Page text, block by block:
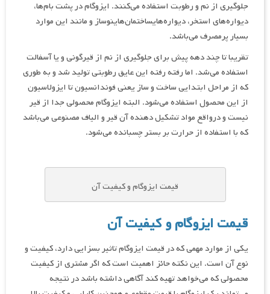
جلوگیری از نم و رطوبت استفاده می‌کنند. ایزوگام در پشت بام‌ها،
دیواره‌های استخر، دیواره‌هایساختمان‌هاینوساز و مانند این موارد
بسیار پرمصرف می‌باشد.
تقریبا تا چند دهه پیش برای جلوگیری از نم از قیرگونی و یا آسفالت
استفاده می‌شد. اما رفته رفته این عایق رطوبتی تولید شد و به طوری
که از مراحل ابتدایی ساخت و ساز یعنی فوندانسیون تا ایزولاسیون
از این محصول استفاده می‌شود. البته ایزوگام محصولی جدا از قیر
نیست و درواقع مواد تشکیل دهنده آن قیر و الیاف مصنوعی می‌باشد
که با استفاده از حرارت بر بستر چسبانده می‌شود.
قیمت ایزوگام و کیفیت آن
قیمت ایزوگام و کیفیت آن
یکی از موارد مهمی که در قیمت ایزوگام تاثیر بسزایی دارد، کیفیت و
نوع آن است. این نکته حائز اهمیت است که اگر مشتری از کیفیت
محصولی که می‌خواهد تهیه کند آگاهی داشته باشد در نتیجه